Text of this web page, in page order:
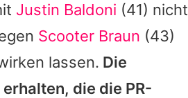
Justin Baldoni (41) nicht
Scooter Braun (43)
lassen. Die
die die PR-